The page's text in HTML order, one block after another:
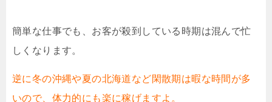
簡単な仕事でも、お客が殺到している時期は混んで忙
しくなります。
逆に冬の沖縄や夏の北海道など閑散期は暇な時間が多
いので、体力的にも楽に稼げますよ。